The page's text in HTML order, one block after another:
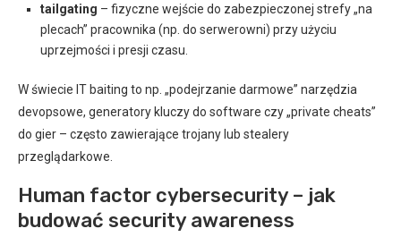
tailgating – fizyczne wejście do zabezpieczonej strefy „na
plecach” pracownika (np. do serwerowni) przy użyciu
uprzejmości i presji czasu.
W świecie IT baiting to np. „podejrzanie darmowe” narzędzia
devopsowe, generatory kluczy do software czy „private cheats”
do gier – często zawierające trojany lub stealery
przeglądarkowe.
Human factor cybersecurity – jak
budować security awareness